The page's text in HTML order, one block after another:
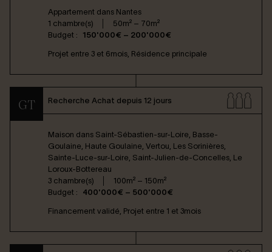
Appartement dans Nantes
1 chambre(s)
50m² – 70m²
Budget :
150'000€ – 200'000€
Projet entre 3 et 6mois, Résidence principale
GT Recherche Achat depuis 12 jours
Maison dans Saint-Sébastien-sur-Loire, Basse-
Goulaine, Haute Goulaine, Vertou, Les Sorinières,
Sainte-Luce-sur-Loire, Saint-Julien-de-Concelles, Le
Loroux-Bottereau
3 chambre(s)
100m² – 150m²
Budget :
400'000€ – 500'000€
Financement validé, Projet entre 1 et 3mois